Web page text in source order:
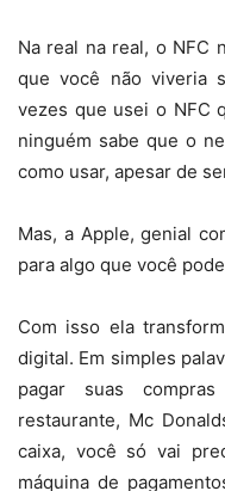
Na real na real, o NFC
que você não viveria
vezes que usei o NFC
ninguém sabe que o
como usar, apesar de
Mas, a Apple, genial
para algo que você
Com isso ela
digital. Em simples
pagar suas
restaurante, Mc
caixa, você só vai
máquina de